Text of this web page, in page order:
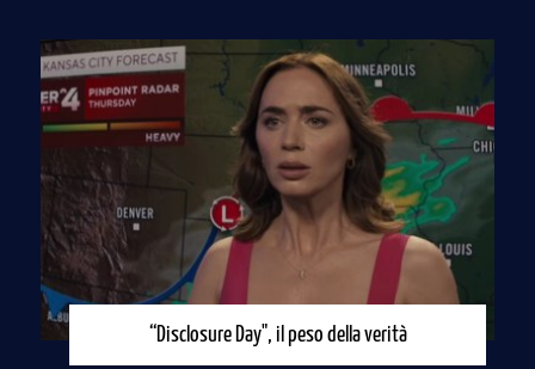
“Disclosure Day", il peso della verità